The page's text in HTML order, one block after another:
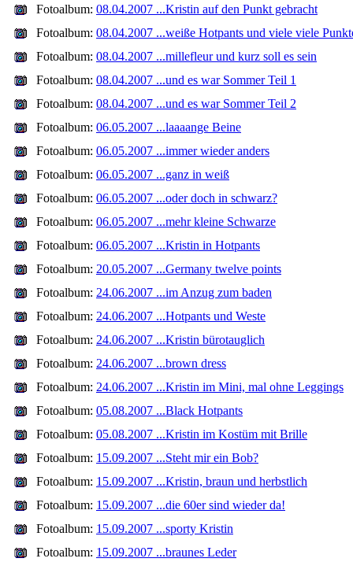
Fotoalbum: 08.04.2007 ...Kristin auf den Punkt gebracht
Fotoalbum: 08.04.2007 ...weiße Hotpants und viele viele
Fotoalbum: 08.04.2007 ...millefleur und kurz soll es sein
Fotoalbum: 08.04.2007 ...und es war Sommer Teil 1
Fotoalbum: 08.04.2007 ...und es war Sommer Teil 2
Fotoalbum: 06.05.2007 ...laaaange Beine
Fotoalbum: 06.05.2007 ...immer wieder anders
Fotoalbum: 06.05.2007 ...ganz in weiß
Fotoalbum: 06.05.2007 ...oder doch in schwarz?
Fotoalbum: 06.05.2007 ...mehr kleine Schwarze
Fotoalbum: 06.05.2007 ...Kristin in Hotpants
Fotoalbum: 20.05.2007 ...Germany twelve points
Fotoalbum: 24.06.2007 ...im Anzug zum baden
Fotoalbum: 24.06.2007 ...Hotpants und Weste
Fotoalbum: 24.06.2007 ...Kristin bürotauglich
Fotoalbum: 24.06.2007 ...brown dress
Fotoalbum: 24.06.2007 ...Kristin im Mini, mal ohne Leggings
Fotoalbum: 05.08.2007 ...Black Hotpants
Fotoalbum: 05.08.2007 ...Kristin im Kostüm mit Brille
Fotoalbum: 15.09.2007 ...Steht mir ein Bob?
Fotoalbum: 15.09.2007 ...Kristin, braun und herbstlich
Fotoalbum: 15.09.2007 ...die 60er sind wieder da!
Fotoalbum: 15.09.2007 ...sporty Kristin
Fotoalbum: 15.09.2007 ...braunes Leder